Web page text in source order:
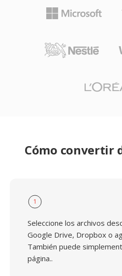
Cómo convertir
1
Seleccione los archivos
Google Drive, Dropbox o
También puede
página..